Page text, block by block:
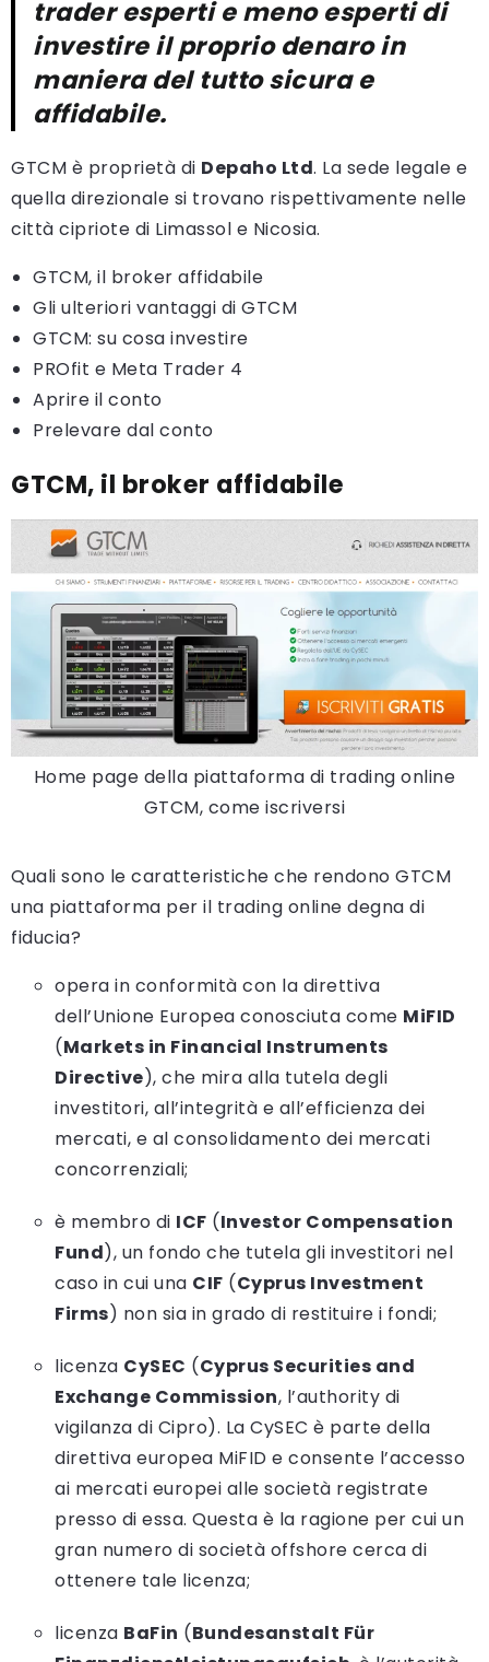
trader esperti e meno esperti di
investire il proprio denaro in
maniera del tutto sicura e
affidabile.
GTCM è proprietà di Depaho Ltd. La sede legale e
quella direzionale si trovano rispettivamente nelle
città cipriote di Limassol e Nicosia.
GTCM, il broker affidabile
Gli ulteriori vantaggi di GTCM
GTCM: su cosa investire
PROfit e Meta Trader 4
Aprire il conto
Prelevare dal conto
GTCM, il broker affidabile
Home page della piattaforma di trading online
GTCM, come iscriversi
Quali sono le caratteristiche che rendono GTCM
una piattaforma per il trading online degna di
fiducia?
opera in conformità con la direttiva
dell’Unione Europea conosciuta come MiFID
(Markets in Financial Instruments
Directive), che mira alla tutela degli
investitori, all’integrità e all’efficienza dei
mercati, e al consolidamento dei mercati
concorrenziali;
è membro di ICF (Investor Compensation
Fund), un fondo che tutela gli investitori nel
caso in cui una CIF (Cyprus Investment
Firms) non sia in grado di restituire i fondi;
licenza CySEC (Cyprus Securities and
Exchange Commission, l’authority di
vigilanza di Cipro). La CySEC è parte della
direttiva europea MiFID e consente l’accesso
ai mercati europei alle società registrate
presso di essa. Questa è la ragione per cui un
gran numero di società offshore cerca di
ottenere tale licenza;
licenza BaFin (Bundesanstalt Für